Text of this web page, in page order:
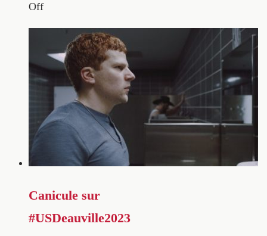
Off
Canicule sur
#USDeauville2023